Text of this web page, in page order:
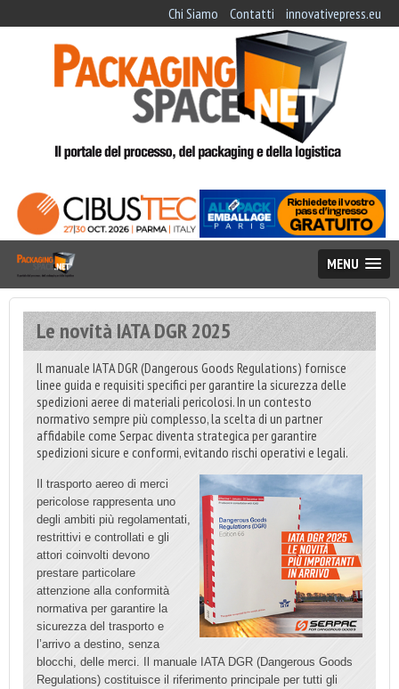
Chi Siamo Contatti innovativepress.eu
MENU
Le novità IATA DGR 2025
Il manuale IATA DGR (Dangerous Goods Regulations) fornisce
linee guida e requisiti specifici per garantire la sicurezza delle
spedizioni aeree di materiali pericolosi. In un contesto
normativo sempre più complesso, la scelta di un partner
affidabile come Serpac diventa strategica per garantire
spedizioni sicure e conformi, evitando rischi operativi e legali.
Il trasporto aereo di merci
pericolose rappresenta uno
degli ambiti più regolamentati,
restrittivi e controllati e gli
attori coinvolti devono
prestare particolare
attenzione alla conformità
normativa per garantire la
sicurezza del trasporto e
l’arrivo a destino, senza
blocchi, delle merci. Il manuale IATA DGR (Dangerous Goods
Regulations) costituisce il riferimento principale per tutti gli